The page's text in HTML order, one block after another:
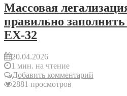
Массовая
правильно
EX-32
20.04.2026
1 мин. на чтение
Добавить комментарий
2881 просмотров